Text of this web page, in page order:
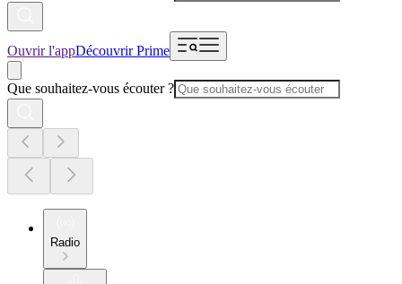
Ouvrir l'appDécouvrir Prime
Que souhaitez-vous écouter ?
Radio